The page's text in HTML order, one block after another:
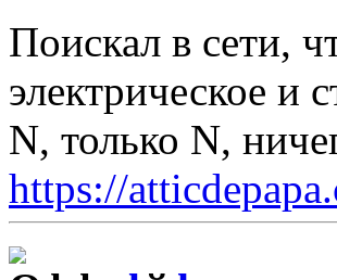
Поискал в сети,
электрическое и
N, только N,
https://